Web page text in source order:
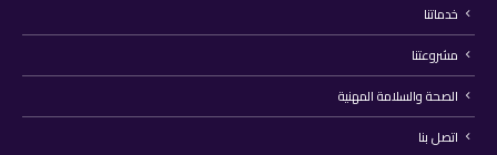
خدماتنا
مشروعتنا
الصحة والسلامة المهنية
اتصل بنا